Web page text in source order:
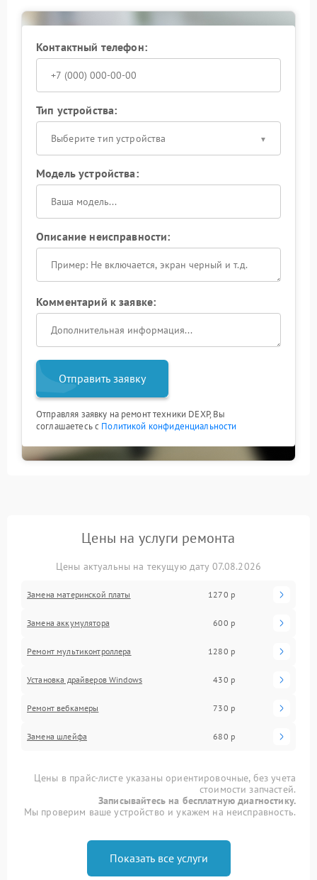
Контактный телефон:
Тип устройства:
Выберите тип устройства
Модель устройства:
Описание неисправности:
Комментарий к заявке:
Отправить заявку
Отправляя заявку на ремонт техники DEXP, Вы
соглашаетесь с Политикой конфиденциальности
Цены на услуги ремонта
Цены актуальны на текущую дату 07.08.2026
Замена материнской платы 1270 р
Замена аккумулятора 600 р
Ремонт мультиконтроллера 1280 р
Установка драйверов Windows 430 р
Ремонт вебкамеры 730 р
Замена шлейфа 680 р
Цены в прайс-листе указаны ориентировочные, без учета
стоимости запчастей.
Записывайтесь на бесплатную диагностику.
Мы проверим ваше устройство и укажем на неисправность.
Показать все услуги